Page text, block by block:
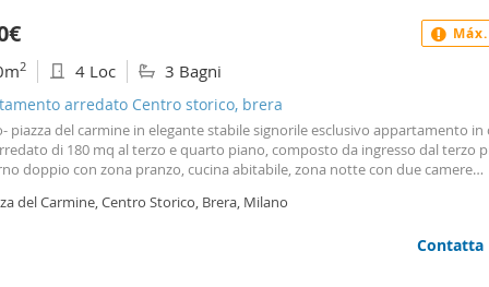
2 4 Loc 3 Bagni
arredato Centro storico, brera
piazza del carmine in elegante stabile signorile esclusivo appartamento
di 180 mq al terzo e quarto piano, composto da ingresso dal terzo
doppio con zona pranzo, cucina abitabile, zona notte con due camere
con un bagno. Doppia esposizione. Lo stabile è dotato di
oltre € 524 di spese. L'immobile è situato in una zona molto servita sia con
del Carmine, Centro Storico, Brera, Milano
Contatta